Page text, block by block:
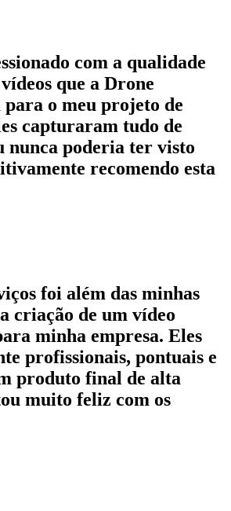
com a qualidade
que a Drone
o meu projeto de
capturaram tudo de
nunca poderia ter visto
recomendo esta
foi além das minhas
criação de um vídeo
minha empresa. Eles
profissionais, pontuais e
produto final de alta
muito feliz com os